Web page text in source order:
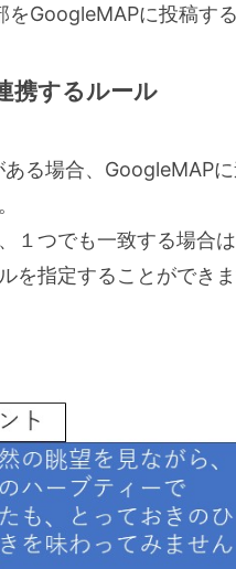
GoogleMAPに投稿する
携するルール
る場合、GoogleMAPに
１つでも一致する場合は
を指定することができま